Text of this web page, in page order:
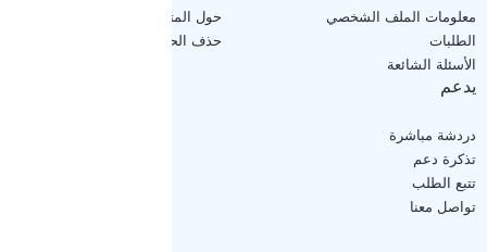
معلومات الملف الشخصي
الطلبات
الأسئلة الشائعة
حول المتجر
حذف الحساب
يدعم
دردشة مباشرة
تذكرة دعم
تتبع الطلب
تواصل معنا